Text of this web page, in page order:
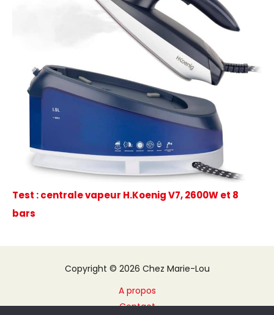
Test : centrale vapeur H.Koenig V7, 2600W et 8
bars
Copyright © 2026 Chez Marie-Lou
A propos
Contact